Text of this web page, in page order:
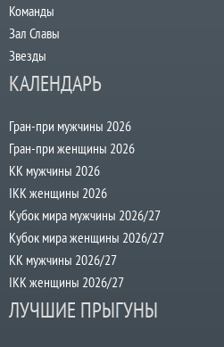
Команды
Зал Славы
Звезды
КАЛЕНДАРЬ
Гран-при мужчины 2026
Гран-при женщины 2026
КК мужчины 2026
IKK женщины 2026
Кубок мира мужчины 2026/27
Кубок мира женщины 2026/27
КК мужчины 2026/27
IKK женщины 2026/27
ЛУЧШИЕ ПРЫГУНЫ